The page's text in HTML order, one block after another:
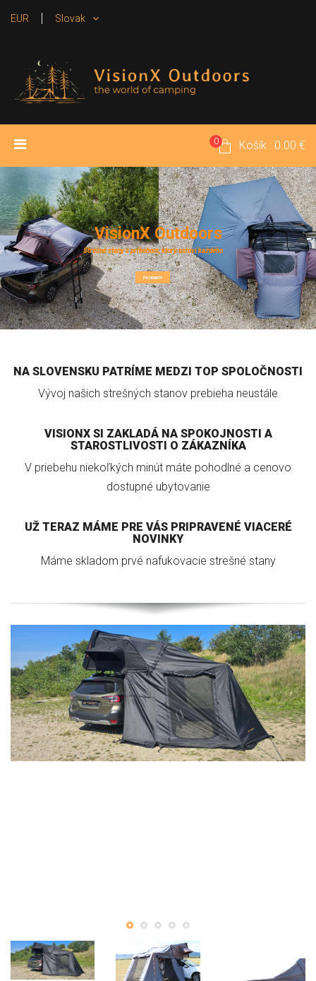
EUR Slovak
ÚVOD
POŽIČOVŇA KONTAKT
0 Košík : 0.00 €
VisionX Outdoors
Strešné stany s príbehom, ktorý osloví každého
PRODUKTY
NA SLOVENSKU PATRÍME MEDZI TOP SPOLOČNOSTI
Vývoj našich strešných stanov prebieha neustále
VISIONX SI ZAKLADÁ NA SPOKOJNOSTI A
STAROSTLIVOSTI O ZÁKAZNÍKA
V priebehu niekoľkých minút máte pohodlné a cenovo
dostupné ubytovanie
UŽ TERAZ MÁME PRE VÁS PRIPRAVENÉ VIACERÉ
NOVINKY
Máme skladom prvé nafukovacie strešné stany